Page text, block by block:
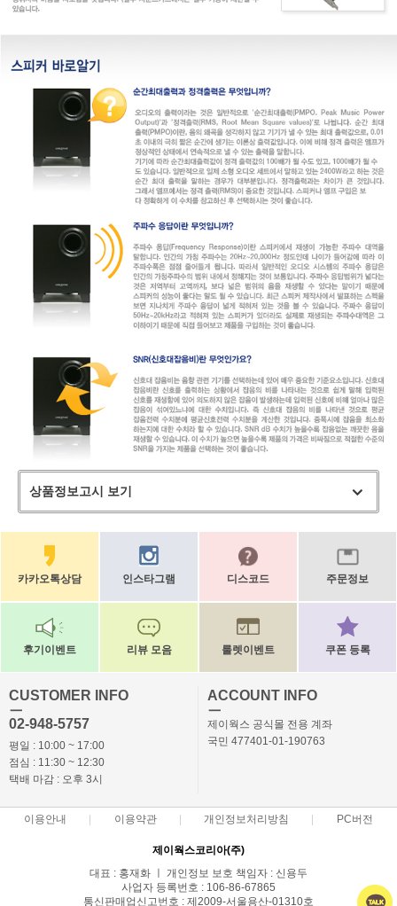
상품정보고시 보기
카카오톡상담 인스타그램 디스코드 주문정보
후기이벤트 리뷰 모음 룰렛이벤트 쿠폰 등록
CUSTOMER INFO
ㅡ
02-948-5757
평일 : 10:00 ~ 17:00
점심 : 11:30 ~ 12:30
택배 마감 : 오후 3시
ACCOUNT INFO
ㅡ
제이웍스 공식몰 전용 계좌
국민 477401-01-190763
이용안내 이용약관 개인정보처리방침 PC버전
제이웍스코리아(주)
대표 : 홍재화 ㅣ 개인정보 보호 책임자 : 신용두
사업자 등록번호 : 106-86-67865
통신판매업신고번호 : 제2009-서울용산-01310호